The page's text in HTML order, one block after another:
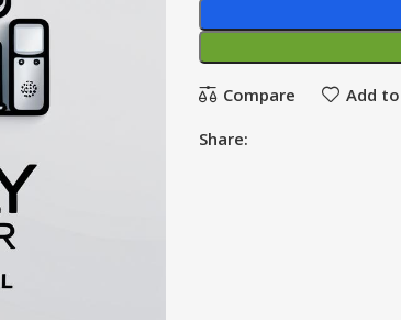
Compare Add
Share: